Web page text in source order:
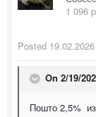
1 096
Posted
On 2/19/
Пошто 2,5%